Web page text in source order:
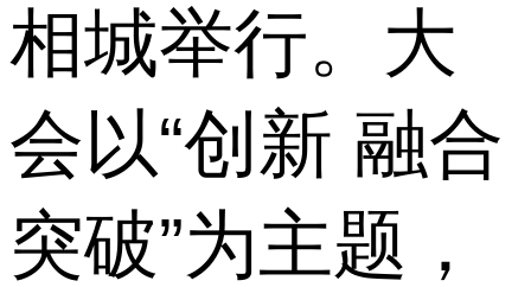
相城举行。大
会以“创新 融合
突破”为主题，